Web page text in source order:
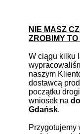
NIE MASZ
ZROBIMY
W ciągu kilku
naszym
dostawcą
początku
wniosek na
Gdańsk.
Przygotujemy